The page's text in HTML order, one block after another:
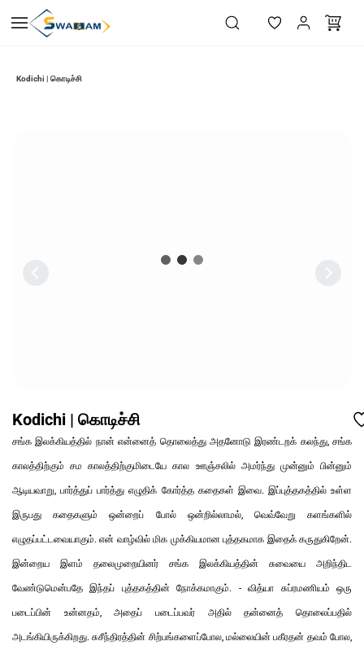
main
Kodichi | கொடிச்சி
Kodichi | கொடிச்சி
சங்க இலக்கியத்தில் நான் என்னைத் தொலைத்து அதனோடு இரண்டறக் கலந்து, சங்க
காலத்திற்கும் சம காலத்திற்குமிடையே கால ஊஞ்சலில் அமர்ந்து முன்னும் பின்னும்
ஆடியவாறு, பார்த்துப் பார்த்து எழுதிக் கோர்த்த கதைகள் இவை. இப்புத்தகத்தில் உள்ள
இருபது கதைகளும் ஒன்றைப் போல் ஒன்றில்லாமல், வெவ்வேறு களங்களில்
எழுதப்பட்டவையாகும். என் வாழ்வில் மிக முக்கியமான புத்தகமாக இதைக் கருதுகிறேன்.
இன்றைய இளம் தலைமுறையினர் சங்க இலக்கியத்தின் சுவையை அறிந்திட
வேண்டுமென்பதே இந்தப் புத்தகத்தின் நோக்கமாகும். - வித்யா சுப்ரமணியம் ஒரு
படைப்பின் உன்னதம், அதைப் படைப்பவர் அதில் தன்னைத் தொலைப்பதில்
அடங்கியிருக்கிறது. சுசீந்திரத்தின் சிற்பங்களைப்போல, மல்லையின் பகீரதன் தவம் போல,